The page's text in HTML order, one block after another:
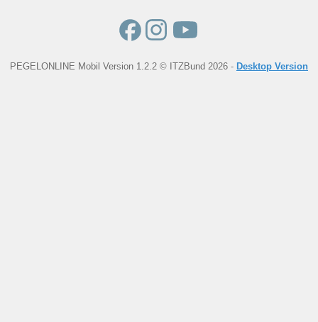
PEGELONLINE Mobil Version 1.2.2 © ITZBund 2026 - Desktop Version